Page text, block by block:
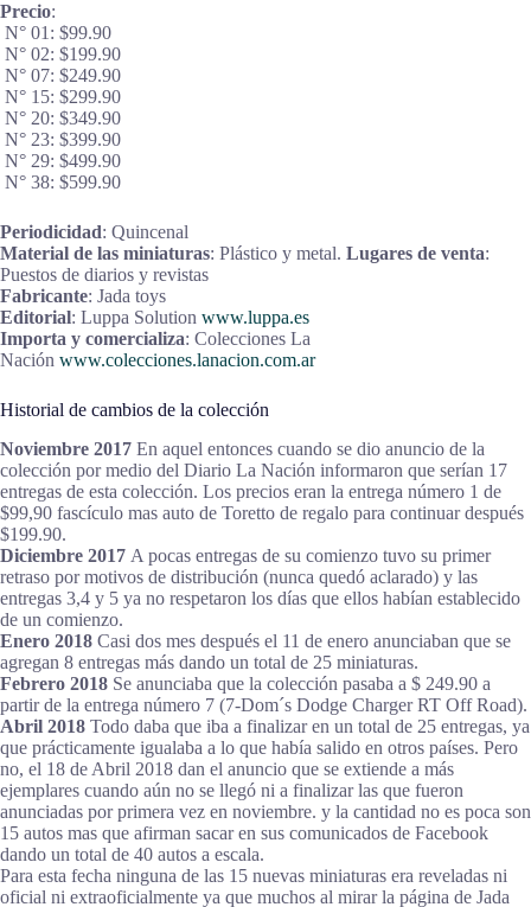
Precio:
N° 01: $99.90
N° 02: $199.90
N° 07: $249.90
N° 15: $299.90
N° 20: $349.90
N° 23: $399.90
N° 29: $499.90
N° 38: $599.90
Periodicidad: Quincenal
Material de las miniaturas: Plástico y metal. Lugares de venta:
Puestos de diarios y revistas
Fabricante: Jada toys
Editorial: Luppa Solution www.luppa.es
Importa y comercializa: Colecciones La
Nación www.colecciones.lanacion.com.ar
Historial de cambios de la colección
Noviembre 2017 En aquel entonces cuando se dio anuncio de la
colección por medio del Diario La Nación informaron que serían 17
entregas de esta colección. Los precios eran la entrega número 1 de
$99,90 fascículo mas auto de Toretto de regalo para continuar después
$199.90.
Diciembre 2017 A pocas entregas de su comienzo tuvo su primer
retraso por motivos de distribución (nunca quedó aclarado) y las
entregas 3,4 y 5 ya no respetaron los días que ellos habían establecido
de un comienzo.
Enero 2018 Casi dos mes después el 11 de enero anunciaban que se
agregan 8 entregas más dando un total de 25 miniaturas.
Febrero 2018 Se anunciaba que la colección pasaba a $ 249.90 a
partir de la entrega número 7 (7-Dom´s Dodge Charger RT Off Road).
Abril 2018 Todo daba que iba a finalizar en un total de 25 entregas, ya
que prácticamente igualaba a lo que había salido en otros países. Pero
no, el 18 de Abril 2018 dan el anuncio que se extiende a más
ejemplares cuando aún no se llegó ni a finalizar las que fueron
anunciadas por primera vez en noviembre. y la cantidad no es poca son
15 autos mas que afirman sacar en sus comunicados de Facebook
dando un total de 40 autos a escala.
Para esta fecha ninguna de las 15 nuevas miniaturas era reveladas ni
oficial ni extraoficialmente ya que muchos al mirar la página de Jada